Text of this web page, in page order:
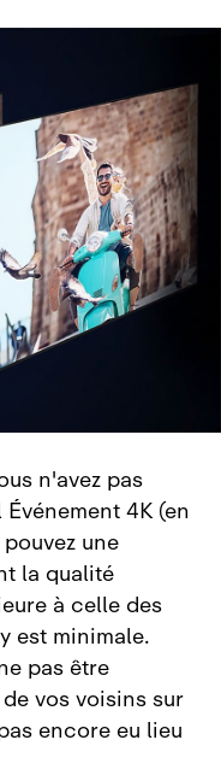
n'avez pas
4K (en
une
la qualité
à celle des
est minimale.
pas être
vos voisins sur
encore eu lieu